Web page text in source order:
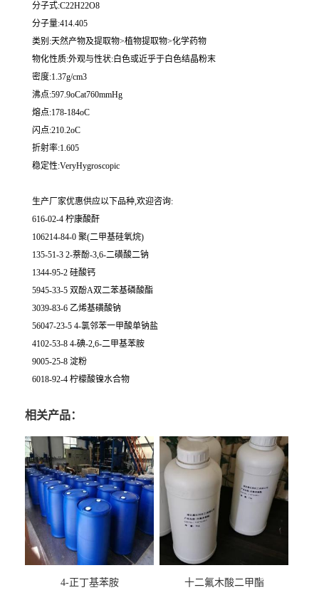
分子式:C22H22O8
分子量:414.405
类别:天然产物及提取物>植物提取物>化学药物
物化性质:外观与性状:白色或近乎于白色结晶粉末
密度:1.37g/cm3
沸点:597.9oCat760mmHg
熔点:178-184oC
闪点:210.2oC
折射率:1.605
稳定性:VeryHygroscopic
生产厂家优惠供应以下品种,欢迎咨询:
616-02-4 柠康酸酐
106214-84-0 聚(二甲基硅氧烷)
135-51-3 2-萘酚-3,6-二磺酸二钠
1344-95-2 硅酸钙
5945-33-5 双酚A双二苯基磷酸酯
3039-83-6 乙烯基磺酸钠
56047-23-5 4-氯邻苯一甲酸单钠盐
4102-53-8 4-碘-2,6-二甲基苯胺
9005-25-8 淀粉
6018-92-4 柠檬酸镍水合物
相关产品：
4-正丁基苯胺 十二氟木酸二甲酯